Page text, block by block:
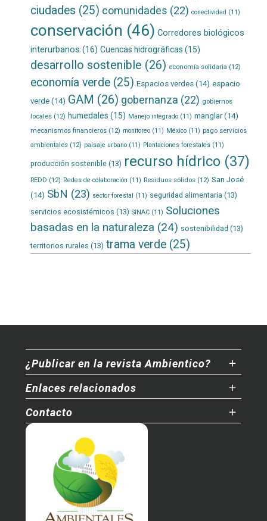
ciudades (25) comunidades (22) conectividad (11)
conservación (46) Corredores biológicos
interurbanos (16) Cuencas hidrográficas (15)
desarrollo sostenible (26) economía solidaria (12)
economía verde(25) Espacios verdes(14) espacio
verde(14) GAM (26) gobernanza (22) gobiernos
locales(12) humedales (15) Manejo integrado(11) manglar(14)
mecanismos financieros(12) monitoreo(11) México(11) pago servicios
ambientales(12) paisaje urbano(11) Plantaciones forestales(11)
producción sostenible(13) recurso hídrico(37)
REDD (12) Redes de colaboración (11) Residuos sólidos(12) San José
(14) SbN (23) sector forestal (11) seguridad alimentaria (13)
servicios ecosistémicos (13) SINAC(11) Soluciones
basadas en la naturaleza (24) sostenibilidad (13)
territorios rurales (13) trama verde(25)
¿Publicar en la revista Ambientico?
Enlaces relacionados
Contacto